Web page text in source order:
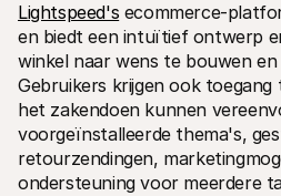
Lightspeed's ecommerce-
en biedt een intuïtief ontwerp
winkel naar wens te bouwen en
Gebruikers krijgen ook
het zakendoen kunnen
voorgeïnstalleerde thema's,
retourzendingen,
ondersteuning voor meerdere